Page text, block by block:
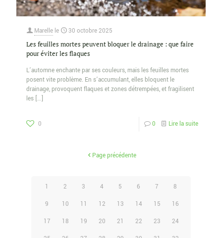
Marelle le 30 octobre 2025
Les feuilles mortes peuvent bloquer le drainage : que faire
pour éviter les flaques
L’automne enchante par ses couleurs, mais les feuilles mortes
posent vite problème. En s’accumulant, elles bloquent le
drainage, provoquent flaques et zones détrempées, et fragilisent
les […]
0 0 Lire la suite
Page précédente
1 2 3 4 5 6 7 8
9 10 11 12 13 14 15 16
17 18 19 20 21 22 23 24